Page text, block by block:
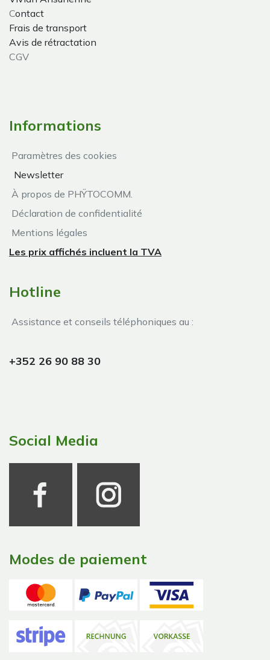
Contact
Frais de transport
Avis de rétractation
CGV
Informations
Paramètres des cookies
Newsletter
À propos de PHŸTOCOMM.
Déclaration de confidentialité
Mentions légales
Les prix affichés incluent la TVA
Hotline
Assistance et conseils téléphoniques au :
+352 26 90 88 30
Social Media
Modes de paiement